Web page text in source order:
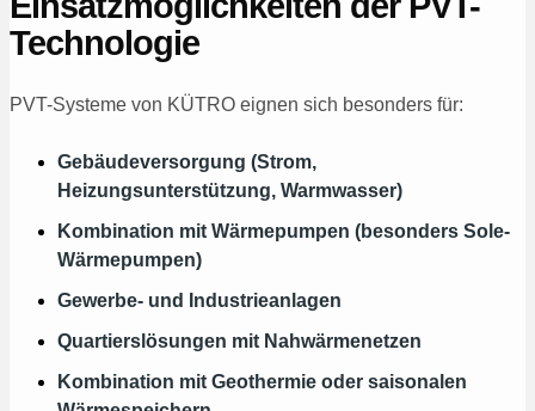
Technologie
PVT-Systeme von KÜTRO eignen sich besonders für:
Gebäudeversorgung (Strom,
Heizungsunterstützung, Warmwasser)
Kombination mit Wärmepumpen (besonders Sole-
Wärmepumpen)
Gewerbe- und Industrieanlagen
Quartierslösungen mit Nahwärmenetzen
Kombination mit Geothermie oder saisonalen